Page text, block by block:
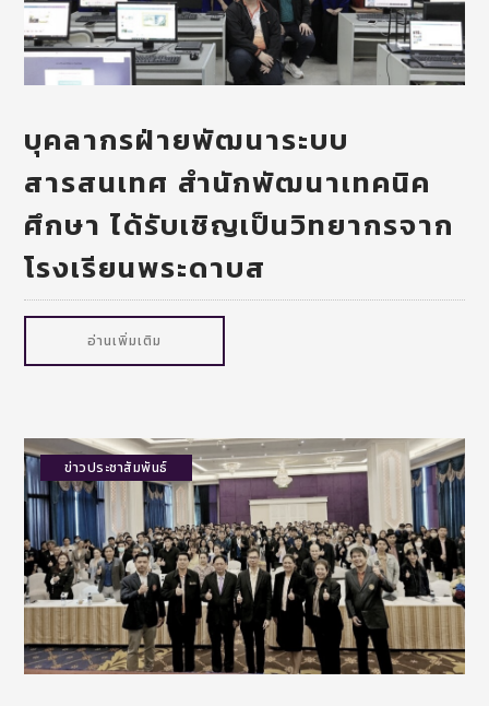
บุคลากรฝ่ายพัฒนาระบบ
สารสนเทศ สำนักพัฒนาเทคนิค
ศึกษา ได้รับเชิญเป็นวิทยากรจาก
โรงเรียนพระดาบส
อ่านเพิ่มเติม
ข่าวประชาสัมพันธ์